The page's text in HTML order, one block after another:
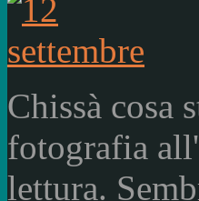
Chissà cosa
fotografia
lettura.